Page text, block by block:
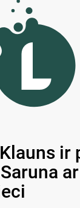
ir